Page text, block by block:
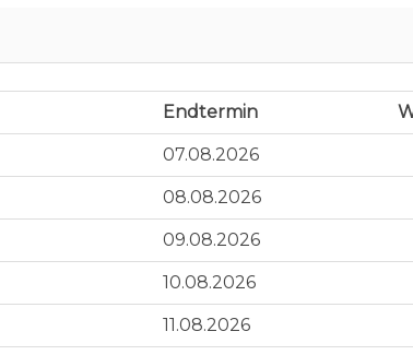
Endtermin
07.08.2026
08.08.2026
09.08.2026
10.08.2026
11.08.2026